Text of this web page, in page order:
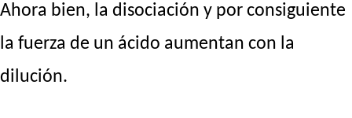
Ahora bien, la disociación y por consiguiente
la fuerza de un ácido aumentan con la
dilución.